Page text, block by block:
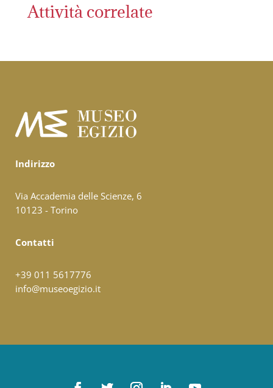
Attività correlate
Indirizzo
Via Accademia delle Scienze, 6
10123 - Torino
Contatti
+39 011 5617776
info@museoegizio.it